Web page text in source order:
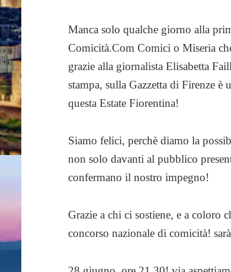
Manca solo qualche giorno alla
Comicità.Com Comici o Miseria
grazie alla giornalista Elisabetta
stampa, sulla Gazzetta di Firenze
questa Estate Fiorentina!
Siamo felici, perchè diamo la
non solo davanti al pubblico
confermano il nostro impegno!
Grazie a chi ci sostiene, e a coloro
concorso nazionale di comicità!